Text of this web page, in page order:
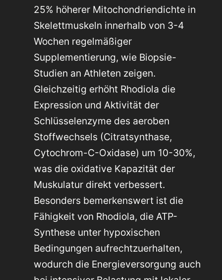
25% höherer Mitochondriendichte in
Skelettmuskeln innerhalb von 3-4
Wochen regelmäßiger
Supplementierung, wie Biopsie-
Studien an Athleten zeigen.
Gleichzeitig erhöht Rhodiola die
Expression und Aktivität der
Schlüsselenzyme des aeroben
Stoffwechsels (Citratsynthase,
Cytochrom-C-Oxidase) um 10-30%,
was die oxidative Kapazität der
Muskulatur direkt verbessert.
Besonders bemerkenswert ist die
Fähigkeit von Rhodiola, die ATP-
Synthese unter hypoxischen
Bedingungen aufrechtzuerhalten,
wodurch die Energieversorgung auch